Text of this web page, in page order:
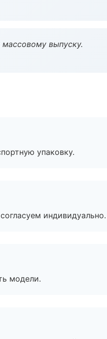
выпуску.
упаковку.
индивидуально.
модели.